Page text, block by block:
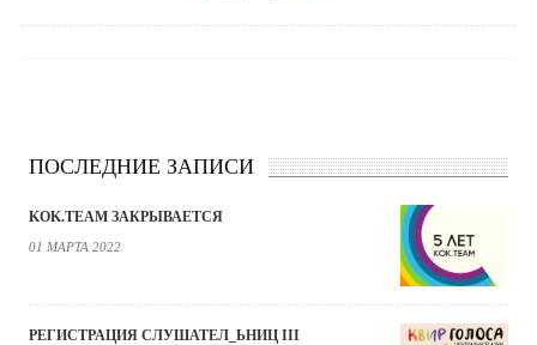
ПОСЛЕДНИЕ ЗАПИСИ
KOK.TEAM ЗАКРЫВАЕТСЯ
01 МАРТА 2022
РЕГИСТРАЦИЯ СЛУШАТЕЛ_ЬНИЦ III